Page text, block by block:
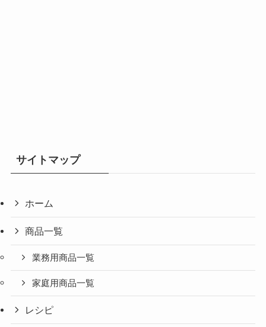
サイトマップ
ホーム
商品一覧
業務用商品一覧
家庭用商品一覧
レシピ